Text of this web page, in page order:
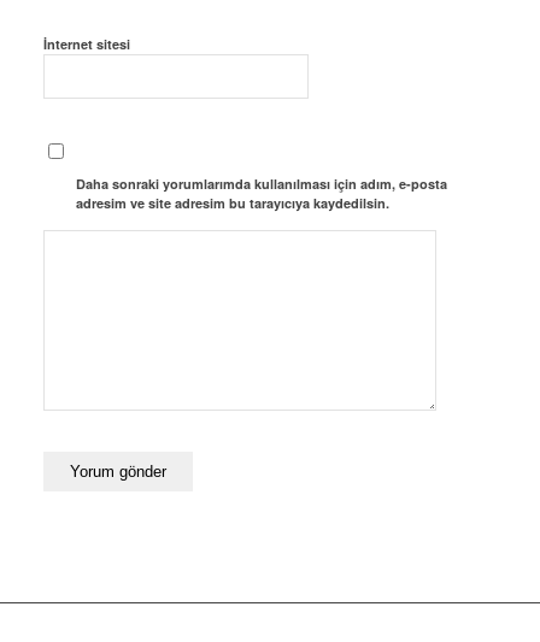
İnternet sitesi
Daha sonraki yorumlarımda kullanılması için adım, e-posta
adresim ve site adresim bu tarayıcıya kaydedilsin.